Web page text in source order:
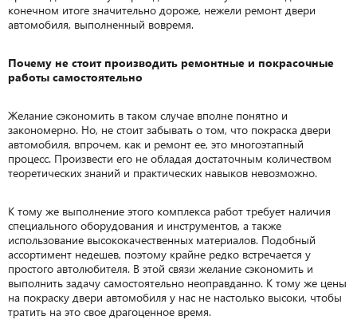
конечном итоге значительно дороже, нежели ремонт двери
автомобиля, выполненный вовремя.
Почему не стоит производить ремонтные и покрасочные
работы самостоятельно
Желание сэкономить в таком случае вполне понятно и
закономерно. Но, не стоит забывать о том, что покраска двери
автомобиля, впрочем, как и ремонт ее, это многоэтапный
процесс. Произвести его не обладая достаточным количеством
теоретических знаний и практических навыков невозможно.
К тому же выполнение этого комплекса работ требует наличия
специального оборудования и инструментов, а также
использование высококачественных материалов. Подобный
ассортимент недешев, поэтому крайне редко встречается у
простого автолюбителя. В этой связи желание сэкономить и
выполнить задачу самостоятельно неоправданно. К тому же цены
на покраску двери автомобиля у нас не настолько высоки, чтобы
тратить на это свое драгоценное время.